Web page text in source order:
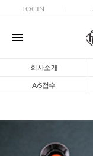
LOGIN
회사소개
A/S접수